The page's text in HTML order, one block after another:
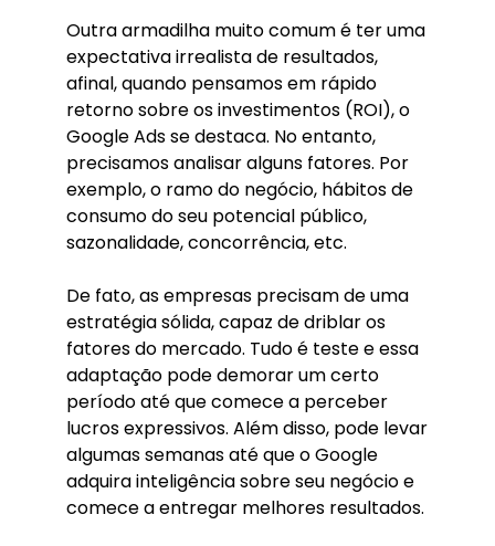
Outra armadilha muito comum é ter uma
expectativa irrealista de resultados,
afinal, quando pensamos em rápido
retorno sobre os investimentos (ROI), o
Google Ads se destaca. No entanto,
precisamos analisar alguns fatores. Por
exemplo, o ramo do negócio, hábitos de
consumo do seu potencial público,
sazonalidade, concorrência, etc.
De fato, as empresas precisam de uma
estratégia sólida, capaz de driblar os
fatores do mercado. Tudo é teste e essa
adaptação pode demorar um certo
período até que comece a perceber
lucros expressivos. Além disso, pode levar
algumas semanas até que o Google
adquira inteligência sobre seu negócio e
comece a entregar melhores resultados.